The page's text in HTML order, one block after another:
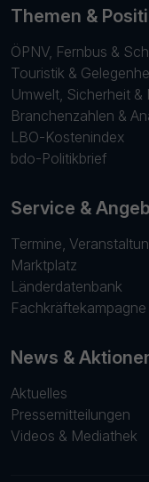
Themen &
ÖPNV, Fernbus &
Touristik &
Umwelt, Sicherheit &
Branchenzahlen &
LBO-Kostenindex
bdo-Politikbrief
Service &
Termine,
Marktplatz
Länderdatenbank
Fachkräftekampagne
News &
Aktuelles
Pressemitteilungen
Videos & Mediathek